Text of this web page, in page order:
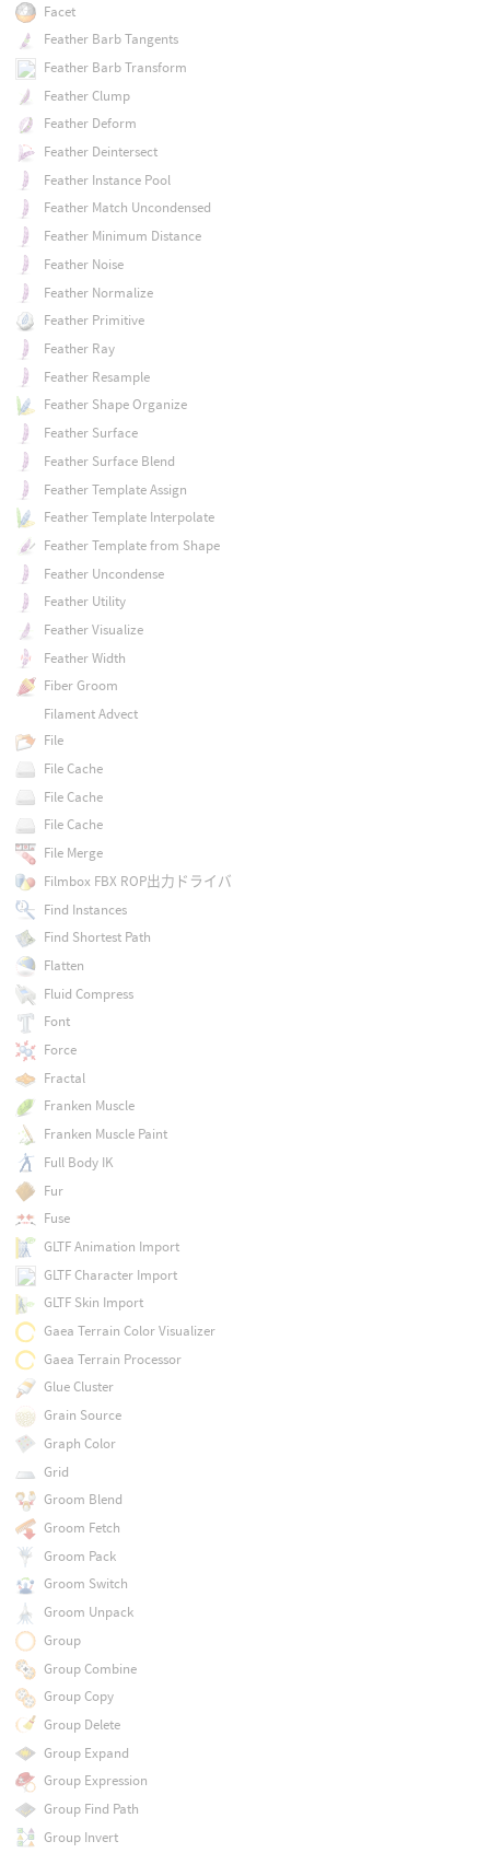
Facet
Feather Barb Tangents
Feather Barb Transform
Feather Clump
Feather Deform
Feather Deintersect
Feather Instance Pool
Feather Match Uncondensed
Feather Minimum Distance
Feather Noise
Feather Normalize
Feather Primitive
Feather Ray
Feather Resample
Feather Shape Organize
Feather Surface
Feather Surface Blend
Feather Template Assign
Feather Template Interpolate
Feather Template from Shape
Feather Uncondense
Feather Utility
Feather Visualize
Feather Width
Fiber Groom
Filament Advect
File
File Cache
File Cache
File Cache
File Merge
Filmbox FBX ROP出力ドライバ
Find Instances
Find Shortest Path
Flatten
Fluid Compress
Font
Force
Fractal
Franken Muscle
Franken Muscle Paint
Full Body IK
Fur
Fuse
GLTF Animation Import
GLTF Character Import
GLTF Skin Import
Gaea Terrain Color Visualizer
Gaea Terrain Processor
Glue Cluster
Grain Source
Graph Color
Grid
Groom Blend
Groom Fetch
Groom Pack
Groom Switch
Groom Unpack
Group
Group Combine
Group Copy
Group Delete
Group Expand
Group Expression
Group Find Path
Group Invert